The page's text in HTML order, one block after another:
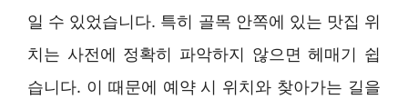
일 수 있었습니다. 특히 골목 안쪽에 있는 맛집 위
치는 사전에 정확히 파악하지 않으면 헤매기 쉽
습니다. 이 때문에 예약 시 위치와 찾아가는 길을